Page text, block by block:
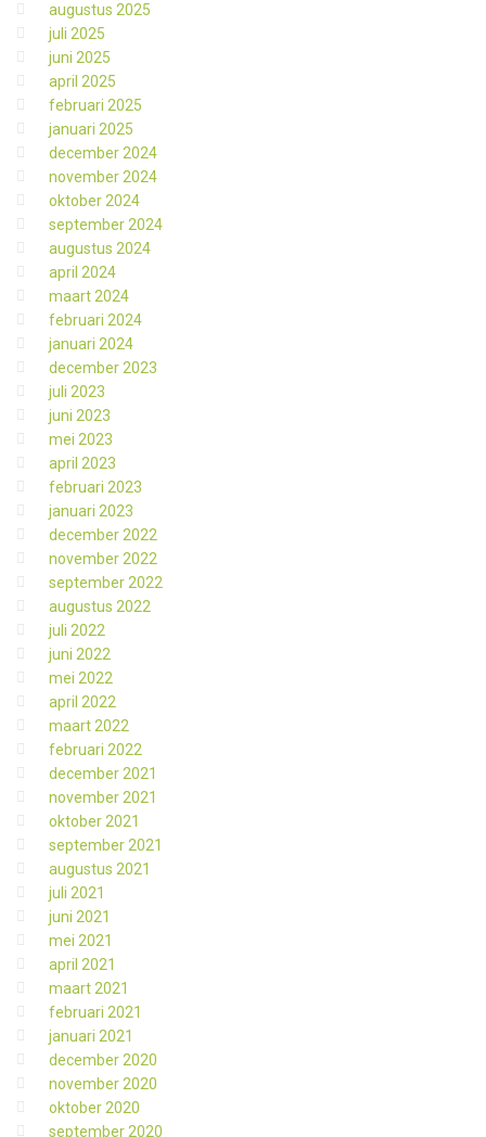
augustus 2025
juli 2025
juni 2025
april 2025
februari 2025
januari 2025
december 2024
november 2024
oktober 2024
september 2024
augustus 2024
april 2024
maart 2024
februari 2024
januari 2024
december 2023
juli 2023
juni 2023
mei 2023
april 2023
februari 2023
januari 2023
december 2022
november 2022
september 2022
augustus 2022
juli 2022
juni 2022
mei 2022
april 2022
maart 2022
februari 2022
december 2021
november 2021
oktober 2021
september 2021
augustus 2021
juli 2021
juni 2021
mei 2021
april 2021
maart 2021
februari 2021
januari 2021
december 2020
november 2020
oktober 2020
september 2020